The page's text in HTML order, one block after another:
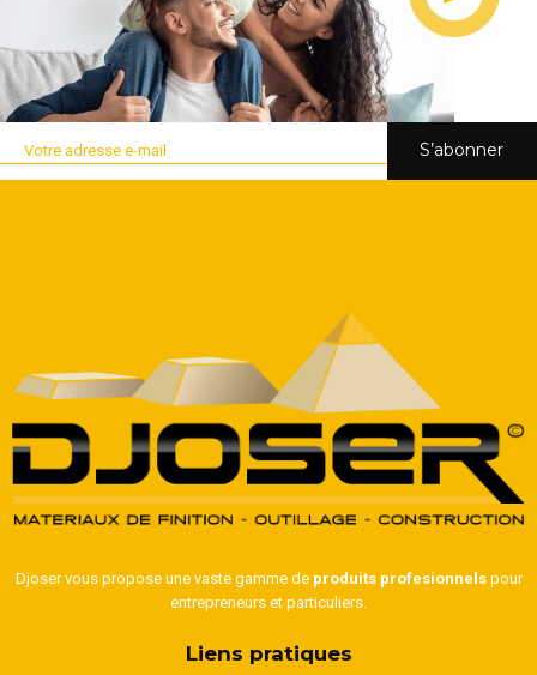
S’abonner
Djoser vous propose une vaste gamme de produits profesionnelspour
entrepreneurs et particuliers.
Liens pratiques